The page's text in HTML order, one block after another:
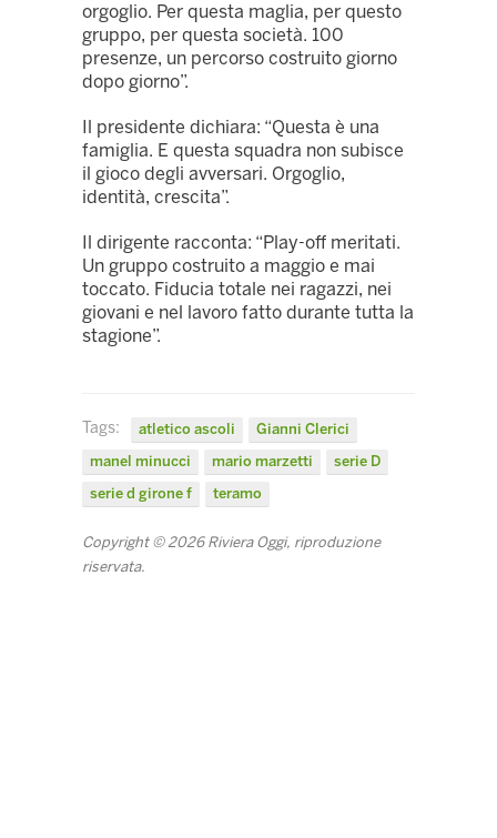
orgoglio. Per questa maglia, per questo
gruppo, per questa società. 100
presenze, un percorso costruito giorno
dopo giorno”.
Il presidente dichiara: “Questa è una
famiglia. E questa squadra non subisce
il gioco degli avversari. Orgoglio,
identità, crescita”.
Il dirigente racconta: “Play-off meritati.
Un gruppo costruito a maggio e mai
toccato. Fiducia totale nei ragazzi, nei
giovani e nel lavoro fatto durante tutta la
stagione”.
Tags: atletico ascoli
Gianni Clerici
manel minucci
mario marzetti
serie D
serie d girone f
teramo
Copyright © 2026 Riviera Oggi, riproduzione
riservata.